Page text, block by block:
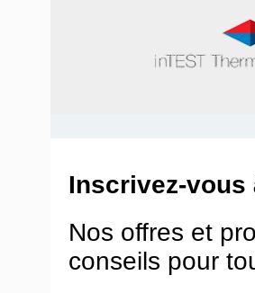
Inscrivez-vous
Nos offres et
conseils pour